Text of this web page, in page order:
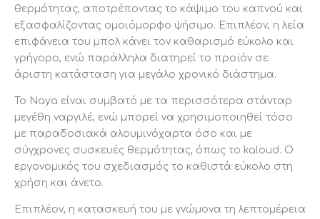
θερμότητας, αποτρέποντας το κάψιμο του καπνού και
εξασφαλίζοντας ομοιόμορφο ψήσιμο. Επιπλέον, η λεία
επιφάνεια του μπολ κάνει τον καθαρισμό εύκολο και
γρήγορο, ενώ παράλληλα διατηρεί το προϊόν σε
άριστη κατάσταση για μεγάλο χρονικό διάστημα.
Το Naya είναι συμβατό με τα περισσότερα στάνταρ
μεγέθη ναργιλέ, ενώ μπορεί να χρησιμοποιηθεί τόσο
με παραδοσιακά αλουμινόχαρτα όσο και με
σύγχρονες συσκευές θερμότητας, όπως το kaloud. Ο
εργονομικός του σχεδιασμός το καθιστά εύκολο στη
χρήση και άνετο.
Επιπλέον, η κατασκευή του με γνώμονα τη λεπτομέρεια